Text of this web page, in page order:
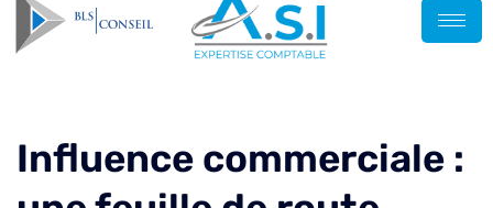
Influence commerciale :